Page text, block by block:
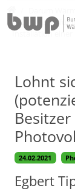
Lohnt sich für
Installation einer
Lohnt
24.02.2021
Egbert